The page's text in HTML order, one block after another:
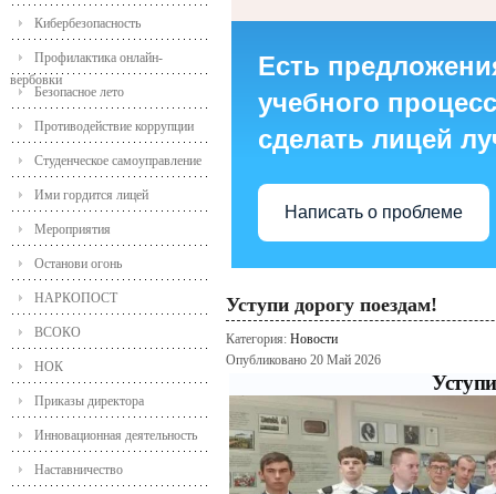
Кибербезопасность
Профилактика онлайн-
вербовки
Безопасное лето
Противодействие коррупции
Студенческое самоуправление
Ими гордится лицей
Мероприятия
Останови огонь
НАРКОПОСТ
ВСОКО
НОК
Приказы директора
Инновационная деятельность
Наставничество
Есть
учебного
сделать лицей
Написать о проблеме
Уступи дорогу поездам!
Категория: Новости
Опубликовано 20 Май 2026